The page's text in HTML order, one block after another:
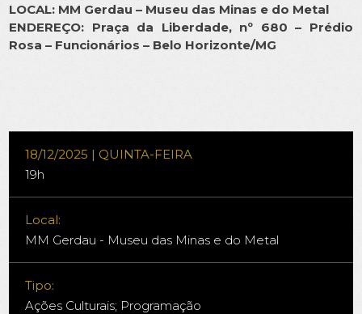
LOCAL: MM Gerdau – Museu das Minas e do Metal
ENDEREÇO: Praça da Liberdade, nº 680 – Prédio
Rosa – Funcionários – Belo Horizonte/MG
18/12/2025 | QUINTA-FEIRA
19h
Local:
MM Gerdau - Museu das Minas e do Metal
Tipo:
Ações Culturais; Programação